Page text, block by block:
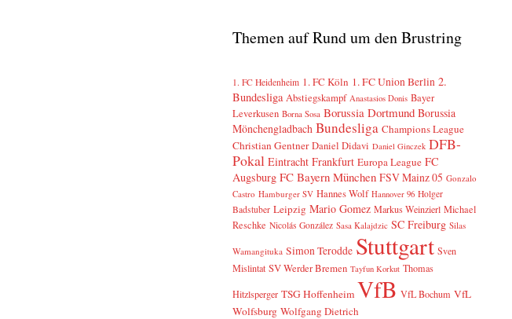
Themen auf Rund um den Brustring
1. FC Heidenheim 1. FC Köln 1. FC Union Berlin 2.
Bundesliga Abstiegskampf Anastasios Donis Bayer
Leverkusen Borna Sosa Borussia Dortmund Borussia
Mönchengladbach Bundesliga Champions League
Christian Gentner Daniel Didavi Daniel Ginczek DFB-
Pokal Eintracht Frankfurt Europa League FC
Augsburg FC Bayern München FSV Mainz 05 Gonzalo
Castro Hamburger SV Hannes Wolf Hannover 96 Holger
Badstuber Leipzig Mario Gomez Markus Weinzierl Michael
Reschke Nicolás González Sasa Kalajdzic SC Freiburg Silas
Wamangituka Simon Terodde Stuttgart Sven
Mislintat SV Werder Bremen Tayfun Korkut Thomas
Hitzlsperger TSG Hoffenheim VfB VfL Bochum VfL
Wolfsburg Wolfgang Dietrich